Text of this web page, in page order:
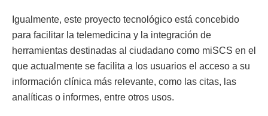
Igualmente, este proyecto tecnológico está concebido
para facilitar la telemedicina y la integración de
herramientas destinadas al ciudadano como miSCS en el
que actualmente se facilita a los usuarios el acceso a su
información clínica más relevante, como las citas, las
analíticas o informes, entre otros usos.